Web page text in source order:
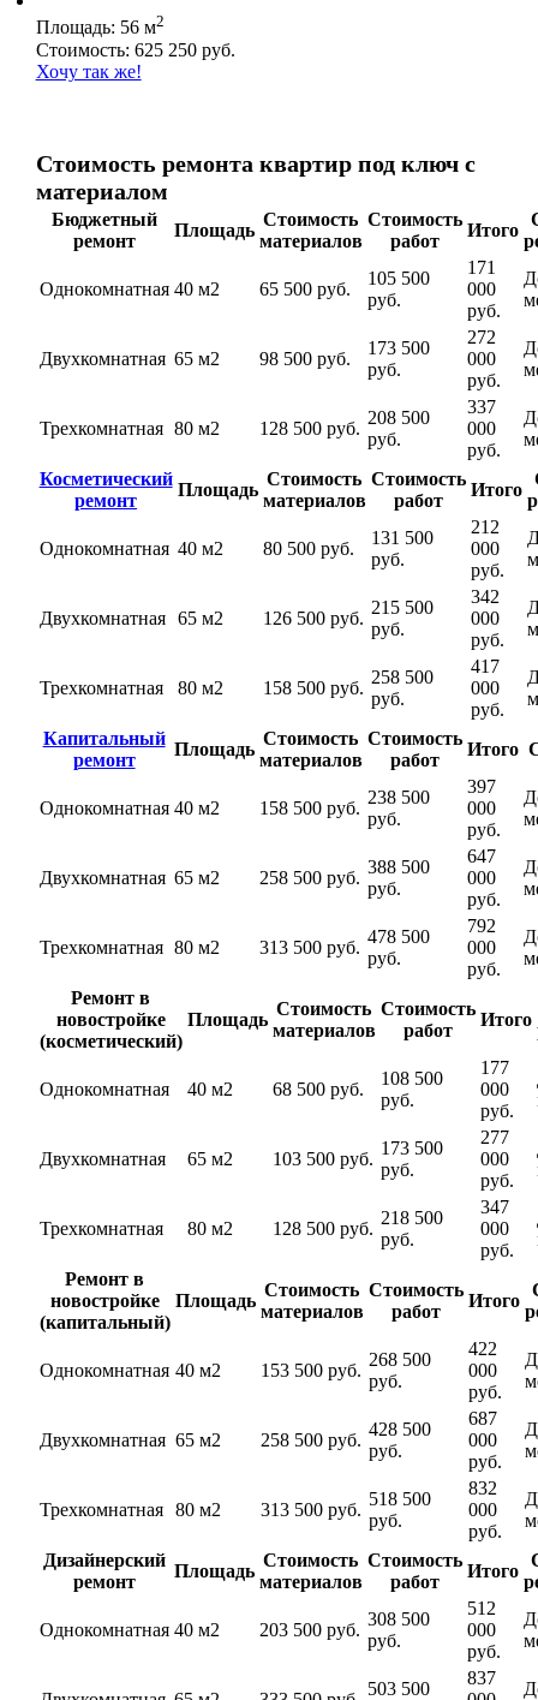
Площадь: 56 м2
Стоимость: 625 250 руб.
Хочу так же!
Стоимость ремонта квартир под ключ с
материалом
Бюджетный
ремонт
Площадь
Стоимость
материалов
Стоимость
работ
Итого
Однокомнатная 40 м2 65 500 руб.
105 500
руб.
171
000
руб.
Двухкомнатная 65 м2 98 500 руб.
173 500
руб.
272
000
руб.
Трехкомнатная 80 м2 128 500 руб.
208 500
руб.
337
000
руб.
Косметический
ремонт
Площадь
Стоимость
материалов
Стоимость
работ
Итого
Однокомнатная 40 м2 80 500 руб.
131 500
руб.
212
000
руб.
Двухкомнатная 65 м2 126 500 руб.
215 500
руб.
342
000
руб.
Трехкомнатная 80 м2 158 500 руб.
258 500
руб.
417
000
руб.
Капитальный
ремонт
Площадь
Стоимость
материалов
Стоимость
работ
Итого
Однокомнатная 40 м2 158 500 руб.
238 500
руб.
397
000
руб.
Двухкомнатная 65 м2 258 500 руб.
388 500
руб.
647
000
руб.
Трехкомнатная 80 м2 313 500 руб.
478 500
руб.
792
000
руб.
Ремонт в
новостройке
(косметический)
Площадь
Стоимость
материалов
Стоимость
работ
Итого
Однокомнатная 40 м2 68 500 руб.
108 500
руб.
177
000
руб.
Двухкомнатная 65 м2 103 500 руб.
173 500
руб.
277
000
руб.
Трехкомнатная 80 м2 128 500 руб.
218 500
руб.
347
000
руб.
Ремонт в
новостройке
(капитальный)
Площадь
Стоимость
материалов
Стоимость
работ
Итого
Однокомнатная 40 м2 153 500 руб.
268 500
руб.
422
000
руб.
Двухкомнатная 65 м2 258 500 руб.
428 500
руб.
687
000
руб.
Трехкомнатная 80 м2 313 500 руб.
518 500
руб.
832
000
руб.
Дизайнерский
ремонт
Площадь
Стоимость
материалов
Стоимость
работ
Итого
Однокомнатная 40 м2 203 500 руб.
308 500
руб.
512
000
руб.
503 500
837